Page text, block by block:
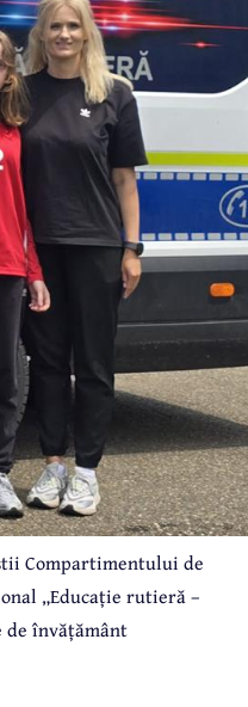
Compartimentului de
„Educație rutieră –
învățământ